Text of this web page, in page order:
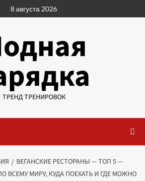
8 августа 2026
ТРЕНД ТРЕНИРОВОК
ВЕГАНСКИЕ РЕСТОРАНЫ — ТОП 5 —
ВСЕМУ МИРУ, КУДА ПОЕХАТЬ И ГДЕ МОЖНО